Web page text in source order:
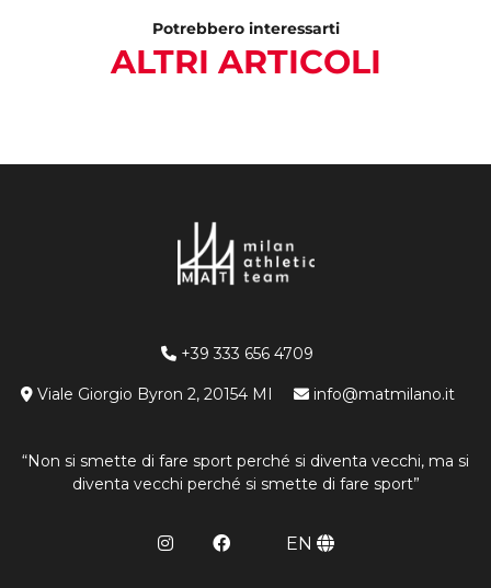
Potrebbero interessarti
ALTRI ARTICOLI
+39 333 656 4709
Viale Giorgio Byron 2, 20154 MI info@matmilano.it
“Non si smette di fare sport perché si diventa vecchi, ma si
diventa vecchi perché si smette di fare sport”
EN